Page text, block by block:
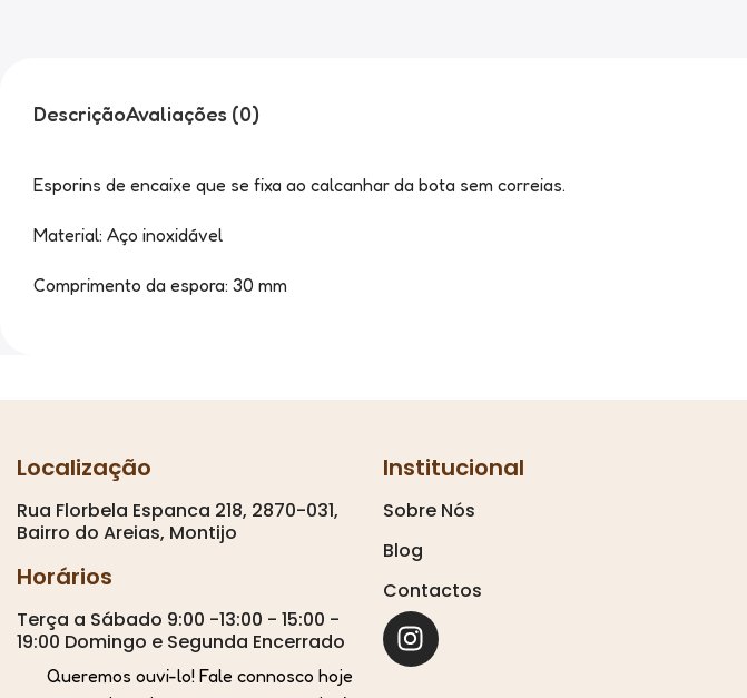
DescriçãoAvaliações (0)
Esporins de encaixe que se fixa ao calcanhar da bota sem correias.
Material: Aço inoxidável
Comprimento da espora: 30 mm
Localização
Rua Florbela Espanca 218, 2870-031,
Bairro do Areias, Montijo
Horários
Terça a Sábado 9:00 -13:00 - 15:00 -
19:00 Domingo e Segunda Encerrado
Queremos ouvi-lo! Fale connosco hoje
Institucional
Sobre Nós
Blog
Contactos